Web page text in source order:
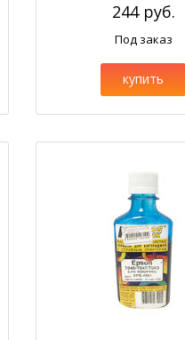
244 руб.
Под заказ
купить